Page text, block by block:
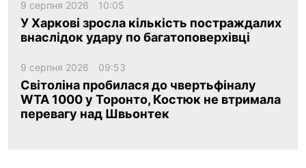
9 серпня 2026 10:05
У Харкові зросла кількість постраждалих
внаслідок удару по багатоповерхівці
9 серпня 2026 09:53
Світоліна пробилася до чвертьфіналу
WTA 1000 у Торонто, Костюк не втримала
перевагу над Швьонтек